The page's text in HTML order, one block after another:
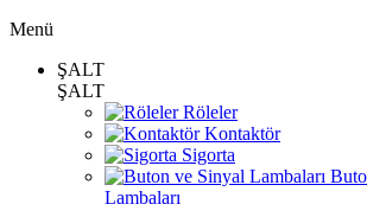
Menü
ŞALT
ŞALT
Röleler
Kontaktör
Sigorta
Lambaları